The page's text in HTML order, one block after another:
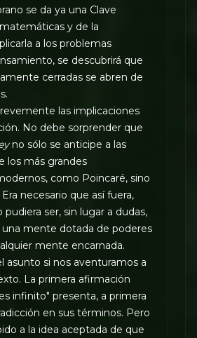
se da ya una Clave
y de la
a los problemas
se descubrirá que
cerradas se abren de
las implicaciones
No debe sorprender que
no sólo se anticipe a las
los más grandes
como Poincaré, sino
necesario que así fuera,
pudiera ser, sin lugar a dudas,
una mente dotada de poderes
mente encarnada.
asunto si nos aventuramos a
La primera afirmación
infinito" presenta, a primera
en sus términos. Pero
a la idea aceptada de que